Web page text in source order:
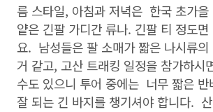
름 스타일, 아침과 저녁은 한국 초가
얕은 긴팔 가디간 류나. 긴팔 티 정도
요. 남성들은 팔 소매가 짧은 나시류
거 같고, 고산 트래킹 일정을 참가하시
수도 있으니 투어 중에는 너무 짧은 반
잘 되는 긴 바지를 챙기셔야 합니다.